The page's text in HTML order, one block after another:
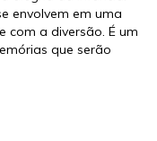
envolvem em uma
com a diversão. É um
que serão